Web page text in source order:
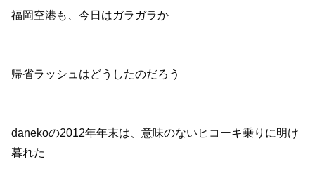
福岡空港も、今日はガラガラか
帰省ラッシュはどうしたのだろう
danekoの2012年年末は、意味のないヒコーキ乗りに明け
暮れた